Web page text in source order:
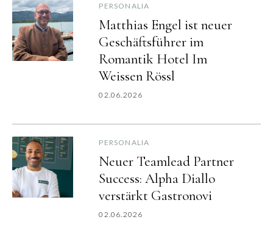
PERSONALIA
Matthias Engel ist neuer
Geschäftsführer im
Romantik Hotel Im
Weissen Rössl
02.06.2026
PERSONALIA
Neuer Teamlead Partner
Success: Alpha Diallo
verstärkt Gastronovi
02.06.2026